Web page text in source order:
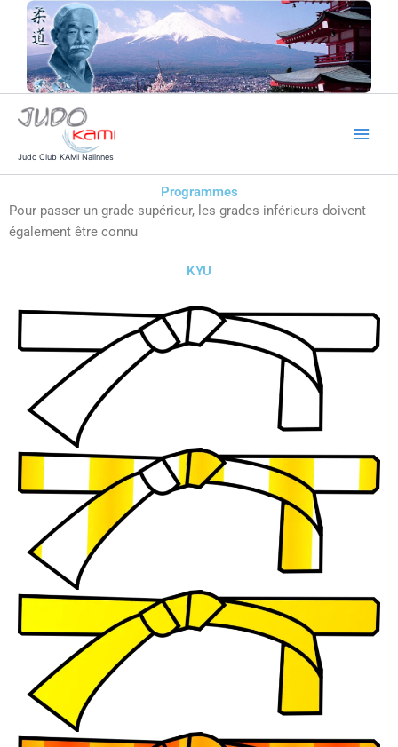
contenu
Judo Club KAMI Nalinnes
Programmes
Pour passer un grade supérieur, les grades inférieurs doivent
également être connu
KYU